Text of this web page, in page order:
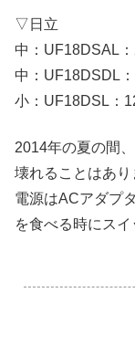
▽日立
中：UF18DSAL
中：UF18DSDL
小：UF18DSL：
2014年の夏の間
壊れることはあり
電源はACアダプ
を食べる時にスイ